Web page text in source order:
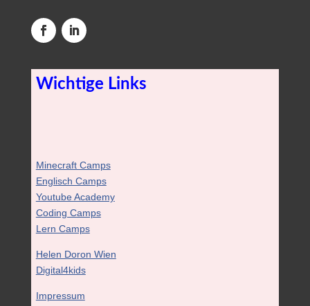
Wichtige Links
Minecraft Camps
Englisch Camps
Youtube Academy
Coding Camps
Lern Camps
Helen Doron Wien
Digital4kids
Impressum